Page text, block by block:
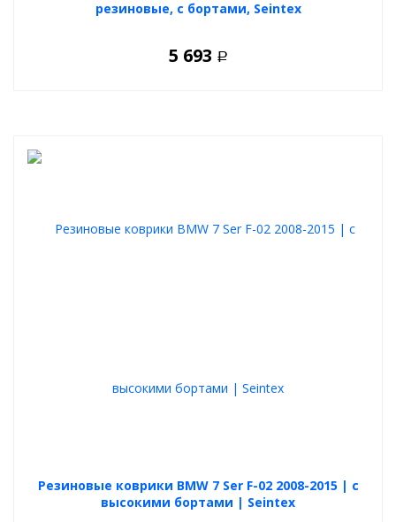
резиновые, с бортами, Seintex
5 693 Р
Резиновые коврики BMW 7 Ser F-02 2008-2015 | с
высокими бортами | Seintex